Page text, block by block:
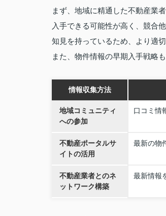
まず、地域に精通した不動産業
入手できる可能性が高く、競合
知見を持っているため、より適
また、物件情報の早期入手戦略
情報収集方法
地域コミュニティ
への参加
口コミ情
不動産ポータルサ
イトの活用
最新の物
不動産業者とのネ
ットワーク構築
最新情報